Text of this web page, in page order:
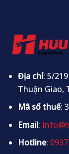
Địa chỉ: 5/
Thuận Giao,
Mã số thuế:
Email:
Hotline: